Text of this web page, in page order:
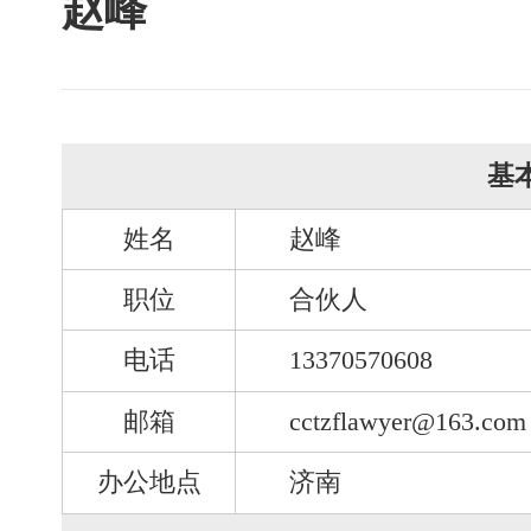
赵峰
基
姓名 赵峰
职位 合伙人
电话 13370570608
邮箱 cctzflawyer@163.com
办公地点 济南